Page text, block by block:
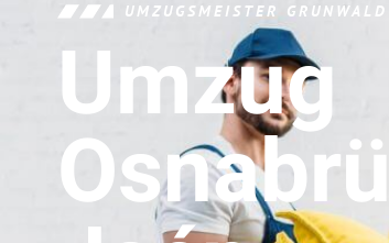
UMZUGSMEISTER GRUNWALD
Umzug